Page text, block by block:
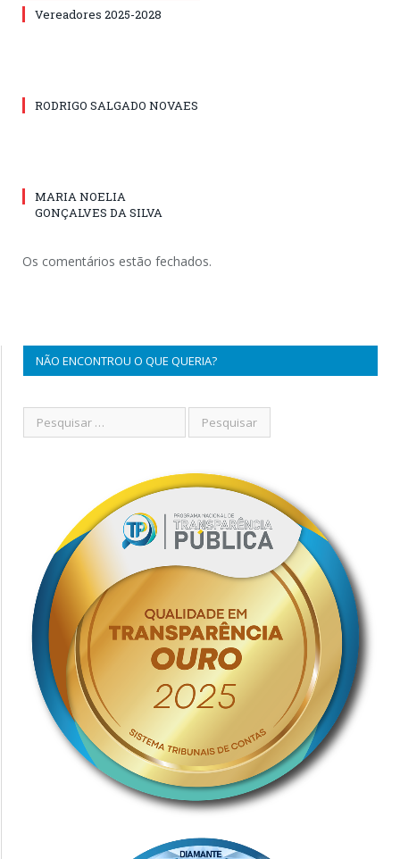
Vereadores 2025-2028
RODRIGO SALGADO NOVAES
MARIA NOELIA
GONÇALVES DA SILVA
Os comentários estão fechados.
NÃO ENCONTROU O QUE QUERIA?